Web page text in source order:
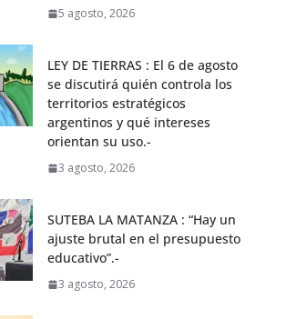
5 agosto, 2026
LEY DE TIERRAS : El 6 de agosto
se discutirá quién controla los
territorios estratégicos
argentinos y qué intereses
orientan su uso.-
3 agosto, 2026
SUTEBA LA MATANZA : “Hay un
ajuste brutal en el presupuesto
educativo”.-
3 agosto, 2026